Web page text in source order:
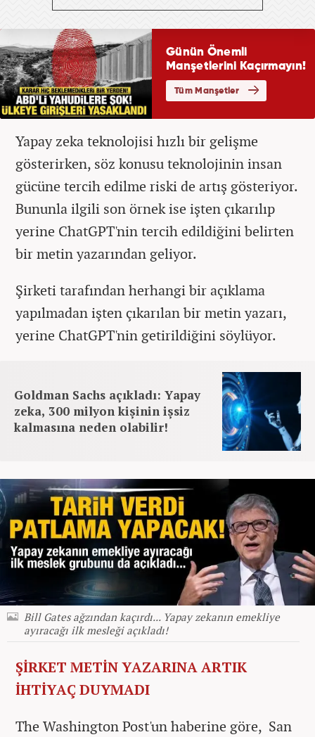
Yapay zeka teknolojisi hızlı bir gelişme
gösterirken, söz konusu teknolojinin insan
gücüne tercih edilme riski de artış gösteriyor.
Bununla ilgili son örnek ise işten çıkarılıp
yerine ChatGPT'nin tercih edildiğini belirten
bir metin yazarından geliyor.
Şirketi tarafından herhangi bir açıklama
yapılmadan işten çıkarılan bir metin yazarı,
yerine ChatGPT'nin getirildiğini söylüyor.
Goldman Sachs açıkladı: Yapay
zeka, 300 milyon kişinin işsiz
kalmasına neden olabilir!
Bill Gates ağzından kaçırdı... Yapay zekanın emekliye
ayıracağı ilk mesleği açıkladı!
ŞİRKET METİN YAZARINA ARTIK
İHTİYAÇ DUYMADI
The Washington Post'un haberine göre, San